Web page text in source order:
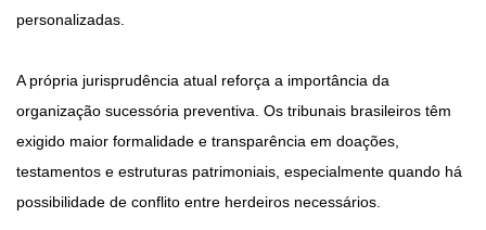
personalizadas.
A própria jurisprudência atual reforça a importância da
organização sucessória preventiva. Os tribunais brasileiros têm
exigido maior formalidade e transparência em doações,
testamentos e estruturas patrimoniais, especialmente quando há
possibilidade de conflito entre herdeiros necessários.